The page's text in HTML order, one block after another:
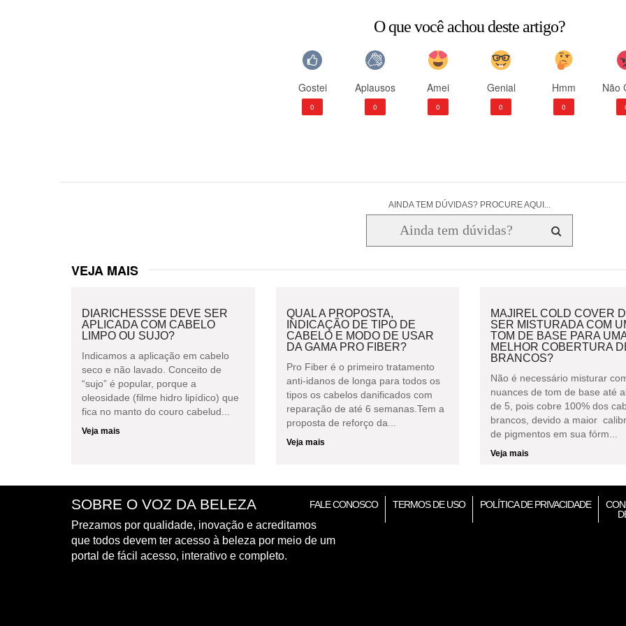
O que você achou deste artigo?
Gostei
0
Aplausos
0
Amei
0
Genial
0
Hmm
0
Não
AINDA TEM DÚVIDAS? PROCURE AQUI...
VEJA MAIS
DIARICHESSSE DEVE SER
APLICADA COM CABELO
LIMPO OU SUJO?
Indicamos a aplicação em cabelo
seco e não lavado. Conceito de
“sujo” é popular, porque a
oleosidade (filme hidro lipídico) que
fica no manto do couro cabelud...
Veja mais
QUAL A PROPOSTA,
INDICAÇÃO DE TIPO DE
CABELO E MODO DE USAR
DA GAMA PRO FIBER?
Pro Fiber é o primeiro tratamento
anti-idanos de longa para todos os
tipos os cabelos danificados com
reparação de até 6 semanas.Tem a
proposta de reforço da...
Veja mais
MAJIREL COLD COVER
SER MISTURADA COM
TOM DE BASE PARA
MELHOR COBERTURA
BRANCOS?
Não é necessário misturar
nuances de tom de base até
de 5, pois cobre 100% dos
brancos, devido a maior
de pigmentos em sua fórm...
Veja mais
SOBRE O VOZ DA BELEZA
Prezamos por qualidade, inovação e acreditamos
que todos devem ter acesso à beleza por meio de um
portal de fácil acesso, interativo e completo.
FALE CONOSCO TERMOS DE USO POLÍTICA DE PRIVACIDADE